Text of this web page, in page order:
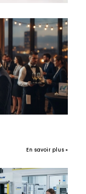
En savoir plus »